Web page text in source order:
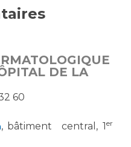
ou de radiologie
en ligne
techniques
DE LA
60
, bâtiment central, 1er